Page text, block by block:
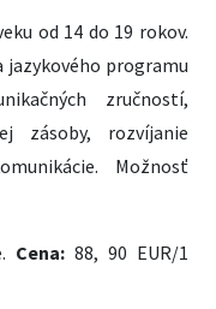
od 14 do 19 rokov.
programu
zručností,
zásoby, rozvíjanie
Možnosť
Cena:88, 90 EUR/1